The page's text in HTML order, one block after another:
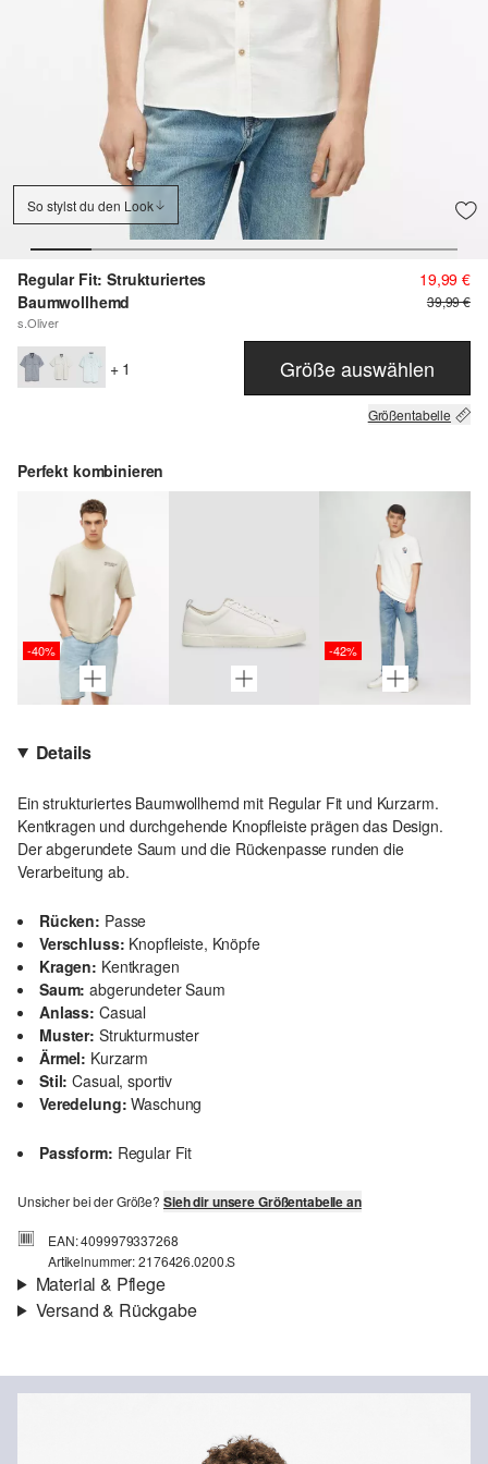
So stylst du den Look
Regular Fit: Strukturiertes
Baumwollhemd
s.Oliver
19,99 €
39,99 €
+ 1 Größe auswählen
Größentabelle
Perfekt kombinieren
-40% -42%
Details
Ein strukturiertes Baumwollhemd mit Regular Fit und Kurzarm.
Kentkragen und durchgehende Knopfleiste prägen das Design.
Der abgerundete Saum und die Rückenpasse runden die
Verarbeitung ab.
Rücken: Passe
Verschluss: Knopfleiste, Knöpfe
Kragen: Kentkragen
Saum: abgerundeter Saum
Anlass: Casual
Muster: Strukturmuster
Ärmel: Kurzarm
Stil: Casual, sportiv
Veredelung: Waschung
Passform: Regular Fit
Unsicher bei der Größe? Sieh dir unsere Größentabelle an
EAN: 4099979337268
Artikelnummer: 2176426.0200.S
Material & Pflege
Versand & Rückgabe
Standardlieferung einer Bestellung in Höhe von 3,95 € an. Fashion
einem Mindestbestellwert in Höhe von 149,00 € (bei einem